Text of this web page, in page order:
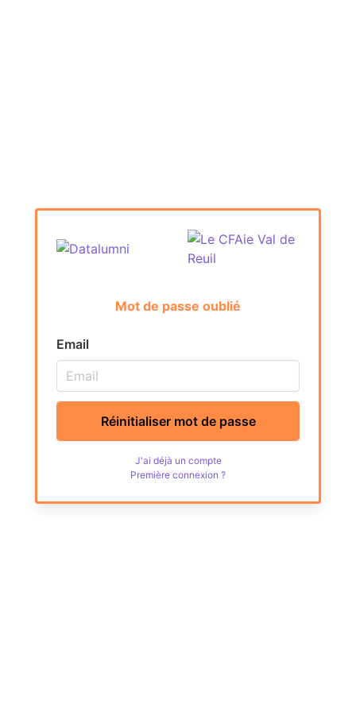
Mot de passe oublié
Email
Réinitialiser mot de passe
J'ai déjà un compte
Première connexion ?